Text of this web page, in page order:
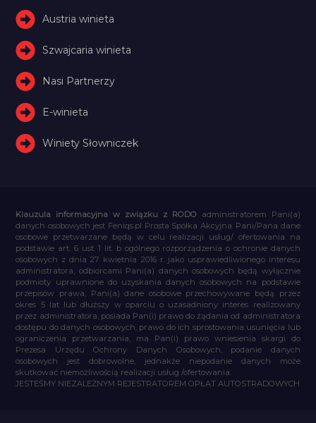
Austria winieta
Szwajcaria winieta
Nasi Partnerzy
E-winieta
Winiety Słowniczek
Klauzula informacyjna w związku z RODO administratorem Pani(a)
danych osobowych jest Feniqs.pl Prosta Spółka Akcyjna. Pani/Pana dane
osobowe przetwarzane będą w celu realizacji usług/ ofertowania na
podstawie art. 6 ust. 1 lit. b ogólnego rozporządzenia o ochronie danych
osobowych z dnia 27 kwietnia 2016 r. jako usprawiedliwionego interesu
administratora, odbiorcami Pani(a) danych osobowych będą wyłącznie
podmioty uprawnione do uzyskania danych osobowych na podstawie
przepisów prawa, Pani(a) dane osobowe przechowywane będą przez
okres 5 lat lub dłuższy w oparciu o uzasadniony interes realizowany
przez administratora, posiada Pan(i) prawo do żądania od administratora
dostępu do danych osobowych, prawo do ich sprostowania usunięcia lub
ograniczenia przetwarzania, ma Pan(i) prawo wniesienia skargi do
Prezesa Urzędu Ochrony Danych Osobowych, podanie danych
osobowych jest dobrowolne, jednakże niepodanie danych może
skutkować niemożliwością realizacji usług /ofertowania.
JESTEŚMY NIEZALEŻNYM REJESTRATOREM OPŁAT AUTOSTRADOWYCH